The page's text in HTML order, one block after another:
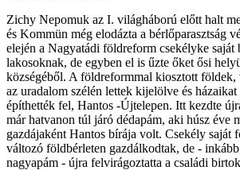
Zichy Nepomuk az I. világháború előtt halt
és Kommün még elodázta a bérlőparasztság
elején a Nagyatádi földreform csekélyke saját
lakosoknak, de egyben el is űzte őket ősi
községéből. A földreformmal kiosztott
az uradalom szélén lettek kijelölve és
építhették fel, Hantos -Újtelepen. Itt kezdte
már hatvanon túl járó dédapám, aki húsz éve
gazdájaként Hantos bírája volt. Csekély saját
változó földbérleten gazdálkodtak, de -
nagyapám - újra felvirágoztatta a családi